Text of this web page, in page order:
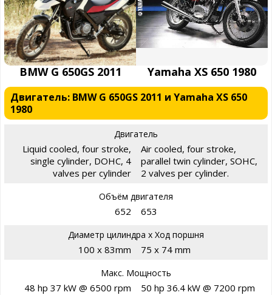
BMW G 650GS 2011 Yamaha XS 650 1980
Двигатель: BMW G 650GS 2011 и Yamaha XS 650
1980
Двигатель
Liquid cooled, four stroke,
single cylinder, DOHC, 4
valves per cylinder
Air cooled, four stroke,
parallel twin cylinder, SOHC,
2 valves per cylinder.
Объём двигателя
652 653
Диаметр цилиндра х Ход поршня
100 x 83mm 75 x 74 mm
Макс. Мощность
48 hp 37 kW @ 6500 rpm 50 hp 36.4 kW @ 7200 rpm